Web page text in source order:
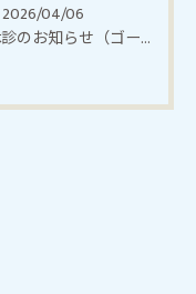
2026/04/06
休診のお知らせ（ゴールデンウィーク）